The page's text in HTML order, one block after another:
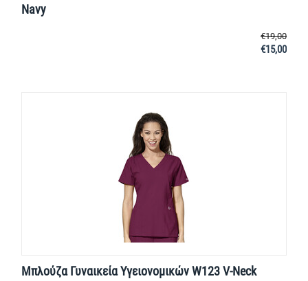
Navy
€19,00
€15,00
Μπλούζα Γυναικεία Yγειονομικών W123 V-Neck